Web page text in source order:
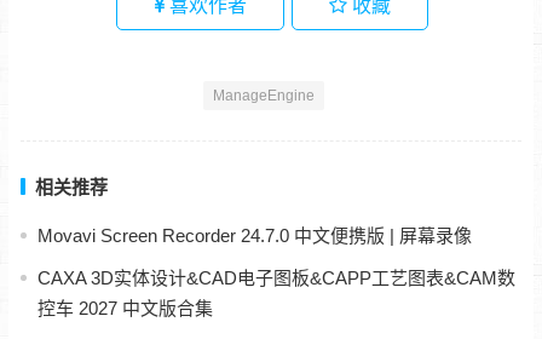
喜欢作者 收藏
ManageEngine
相关推荐
Movavi Screen Recorder 24.7.0 中文便携版 | 屏幕录像
CAXA 3D实体设计&CAD电子图板&CAPP工艺图表&CAM数
控车 2027 中文版合集